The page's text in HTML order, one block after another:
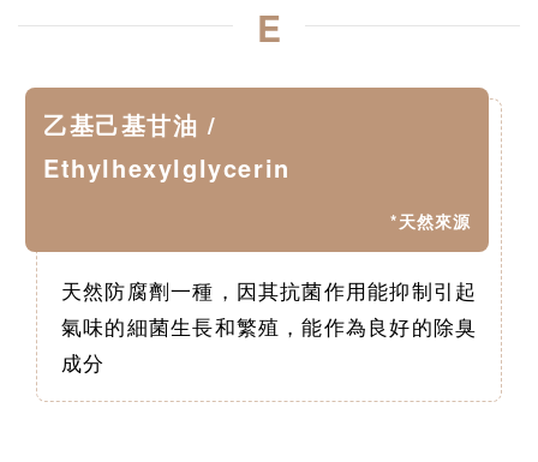
E
乙基己基甘油 /
Ethylhexylglycerin
*天然來源
天然防腐劑一種，因其抗菌作用能抑制引起
氣味的細菌生長和繁殖，能作為良好的除臭
成分